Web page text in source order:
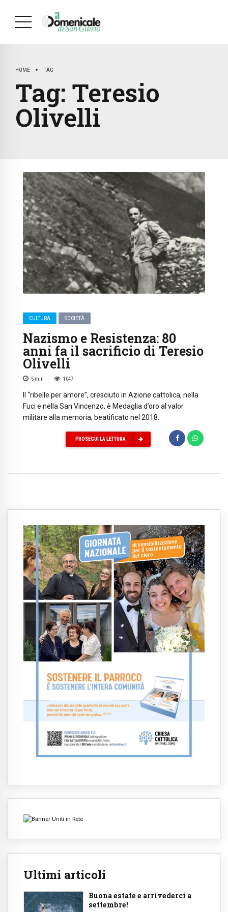
HOME TAG
Tag: Teresio
Olivelli
CULTURA SOCIETÀ
Nazismo e Resistenza: 80
anni fa il sacrificio di Teresio
Olivelli
5 min 1047
Il “ribelle per amore”, cresciuto in Azione cattolica, nella
Fuci e nella San Vincenzo, è Medaglia d’oro al valor
militare alla memoria; beatificato nel 2018.
PROSEGUI LA LETTURA
Ultimi articoli
Buona estate e arrivederci a
settembre!